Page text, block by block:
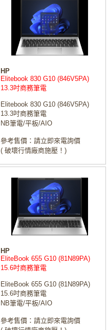
HP
Elitebook 830 G10 (846V5PA)
13.3吋商務筆電
Elitebook 830 G10 (846V5PA)
13.3吋商務筆電
NB筆電/平板/AIO
參考售價：請立即來電詢價
( 破壞行情廠商施壓！)
HP
EliteBook 655 G10 (81N89PA)
15.6吋商務筆電
EliteBook 655 G10 (81N89PA)
15.6吋商務筆電
NB筆電/平板/AIO
參考售價：請立即來電詢價